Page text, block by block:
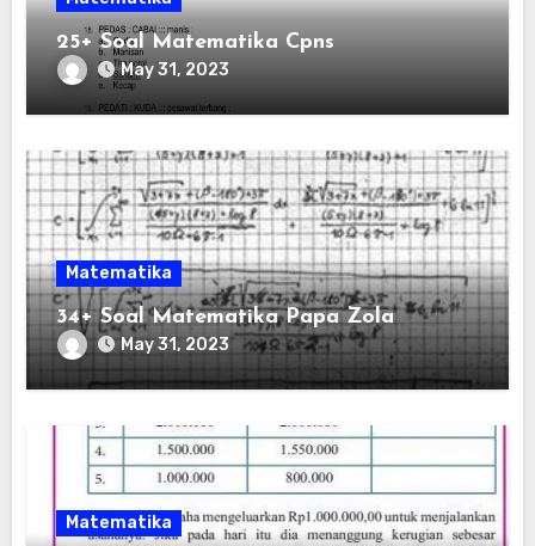
25+ Soal Matematika Cpns
May 31, 2023
Matematika
34+ Soal Matematika Papa Zola
May 31, 2023
Matematika